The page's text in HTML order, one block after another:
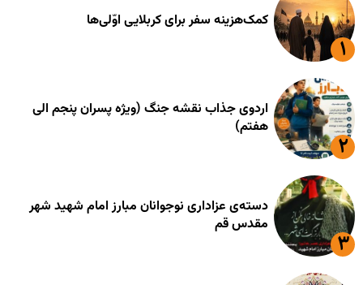
کمک‌هزینه سفر برای کربلایی اوّلی‌ها
اردوی جذاب نقشه جنگ (ویژه پسران پنجم الی
هفتم)
دسته‌ی عزاداری نوجوانان مبارز امام شهید شهر
مقدس قم